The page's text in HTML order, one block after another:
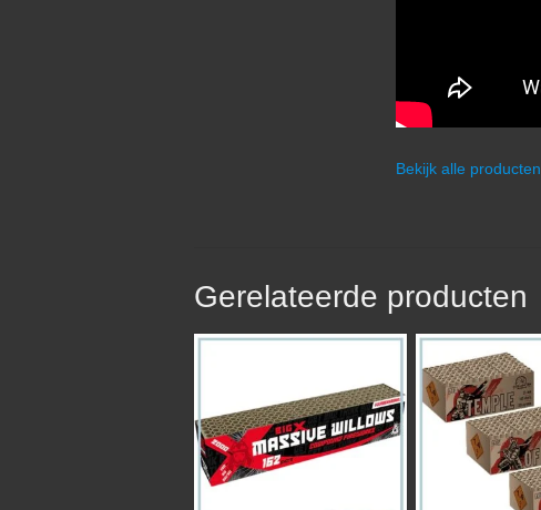
Bekijk alle producten
Gerelateerde producten